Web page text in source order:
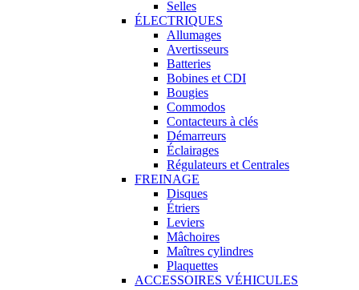
Selles
ÉLECTRIQUES
Allumages
Avertisseurs
Batteries
Bobines et CDI
Bougies
Commodos
Contacteurs à clés
Démarreurs
Éclairages
Régulateurs et Centrales
FREINAGE
Disques
Étriers
Leviers
Mâchoires
Maîtres cylindres
Plaquettes
ACCESSOIRES VÉHICULES